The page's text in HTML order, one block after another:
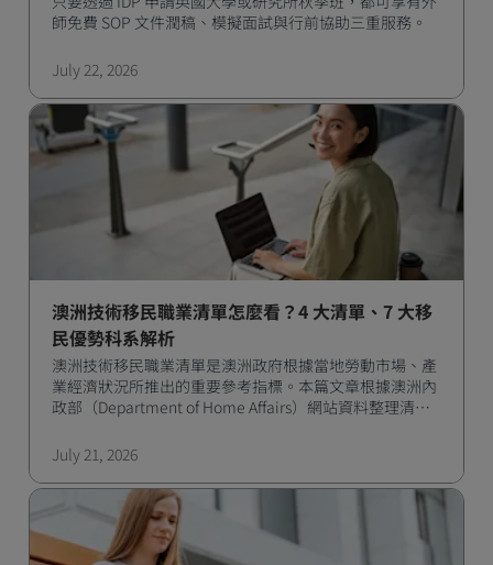
師免費 SOP 文件潤稿、模擬面試與行前協助三重服務。
July 22, 2026
澳洲技術移民職業清單怎麼看？4 大清單、7 大移
民優勢科系解析
澳洲技術移民職業清單是澳洲政府根據當地勞動市場、產
業經濟狀況所推出的重要參考指標。本篇文章根據澳洲內
政部（Department of Home Affairs）網站資料整理清單
July 21, 2026